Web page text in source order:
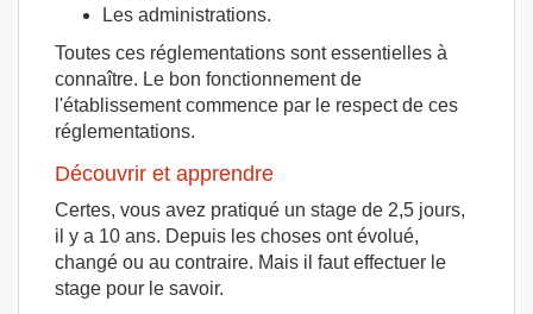
Les administrations.
Toutes ces réglementations sont essentielles à
connaître. Le bon fonctionnement de
l'établissement commence par le respect de ces
réglementations.
Découvrir et apprendre
Certes, vous avez pratiqué un stage de 2,5 jours,
il y a 10 ans. Depuis les choses ont évolué,
changé ou au contraire. Mais il faut effectuer le
stage pour le savoir.